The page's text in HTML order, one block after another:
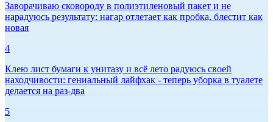
Заворачиваю сковороду в полиэтиленовый пакет и не
нарадуюсь результату: нагар отлетает как пробка, блестит как
новая
4
Клею лист бумаги к унитазу и всё лето радуюсь своей
находчивости: гениальный лайфхак - теперь уборка в туалете
делается на раз-два
5